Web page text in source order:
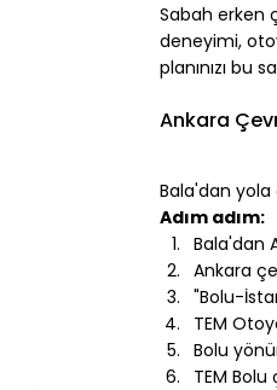
Sabah erken
deneyimi,
planınızı bu
Ankara
Bala'dan
Adım adım:
Bala'dan
Ankara
"Bolu-
TEM
Bolu
TEM